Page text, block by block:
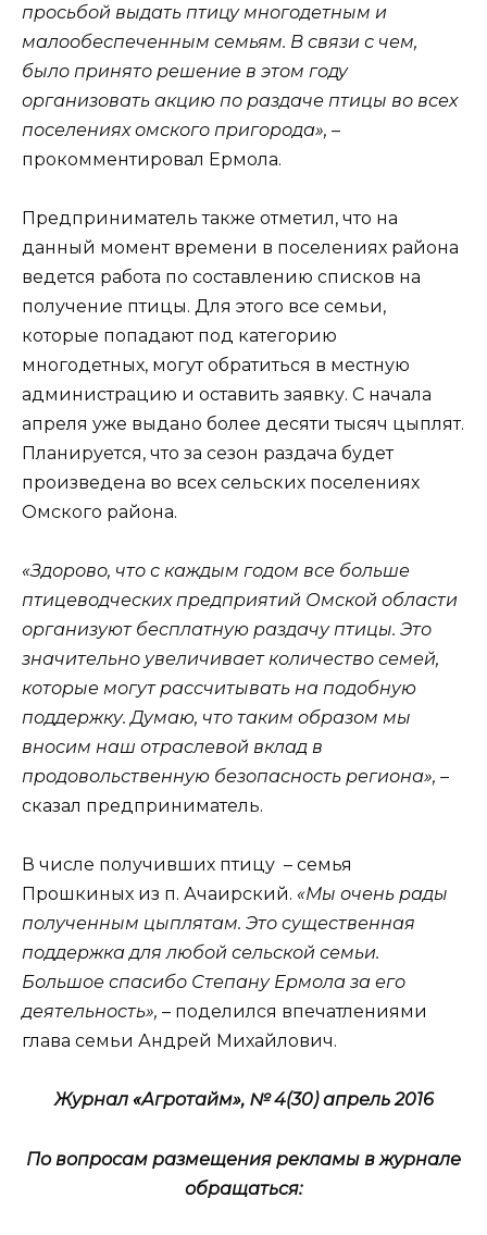
просьбой выдать птицу многодетным и
малообеспеченным семьям. В связи с чем,
было принято решение в этом году
организовать акцию по раздаче птицы во всех
поселениях омского пригорода», –
прокомментировал Ермола.
Предприниматель также отметил, что на
данный момент времени в поселениях района
ведется работа по составлению списков на
получение птицы. Для этого все семьи,
которые попадают под категорию
многодетных, могут обратиться в местную
администрацию и оставить заявку. С начала
апреля уже выдано более десяти тысяч цыплят.
Планируется, что за сезон раздача будет
произведена во всех сельских поселениях
Омского района.
«Здорово, что с каждым годом все больше
птицеводческих предприятий Омской области
организуют бесплатную раздачу птицы. Это
значительно увеличивает количество семей,
которые могут рассчитывать на подобную
поддержку. Думаю, что таким образом мы
вносим наш отраслевой вклад в
продовольственную безопасность региона», –
сказал предприниматель.
В числе получивших птицу – семья
Прошкиных из п. Ачаирский. «Мы очень рады
полученным цыплятам. Это существенная
поддержка для любой сельской семьи.
Большое спасибо Степану Ермола за его
деятельность», – поделился впечатлениями
глава семьи Андрей Михайлович.
Журнал «Агротайм», № 4(30)апрель2016
По вопросам размещения рекламы в журнале
обращаться: